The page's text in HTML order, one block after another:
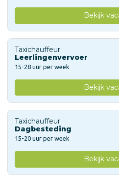
Bekijk
Taxichauffeur
Leerlingenvervoer
15-28 uur per week
Bekijk
Taxichauffeur
Dagbesteding
15-20 uur per week
Bekijk